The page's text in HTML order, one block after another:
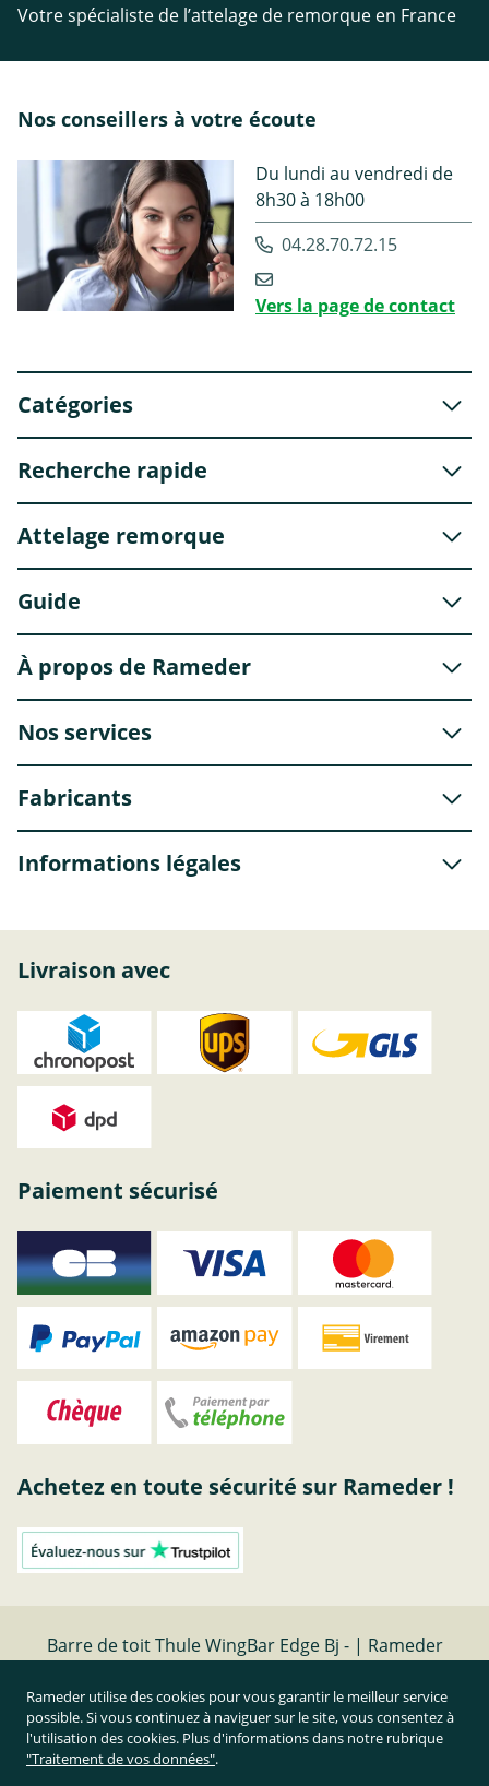
Votre spécialiste de l’attelage de remorque en France
Nos conseillers à votre écoute
Du lundi au vendredi de
8h30 à 18h00
04.28.70.72.15
Vers la page de contact
Catégories
Recherche rapide
Attelage remorque
Guide
À propos de Rameder
Nos services
Fabricants
Informations légales
Livraison avec
Paiement sécurisé
Achetez en toute sécurité sur Rameder !
Barre de toit Thule WingBar Edge Bj - | Rameder
Résilier le contrat
Rameder utilise des cookies pour vous garantir le meilleur service
possible. Si vous continuez à naviguer sur le site, vous consentez à
l'utilisation des cookies. Plus d'informations dans notre rubrique
"Traitement de vos données".